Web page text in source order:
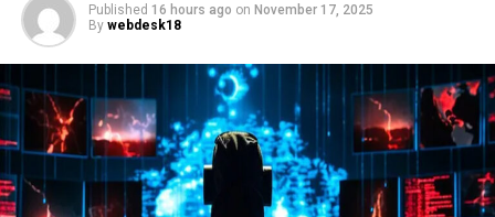
Published 16 hours ago on November 17, 2025
By webdesk18